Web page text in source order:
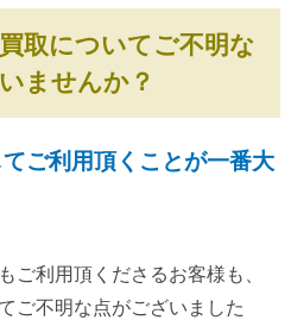
取についてご不明な
ませんか？
ご利用頂くことが一番大
ご利用頂くださるお客様も、
ご不明な点がございました